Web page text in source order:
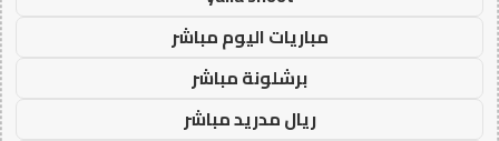
مباريات اليوم مباشر
برشلونة مباشر
ريال مدريد مباشر